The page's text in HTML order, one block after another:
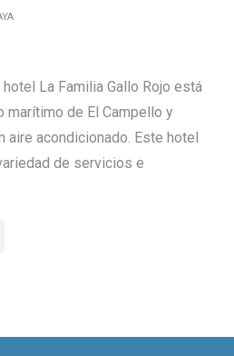
hotel La Familia Gallo Rojo está
marítimo de El Campello y
acondicionado. Este hotel
de servicios e